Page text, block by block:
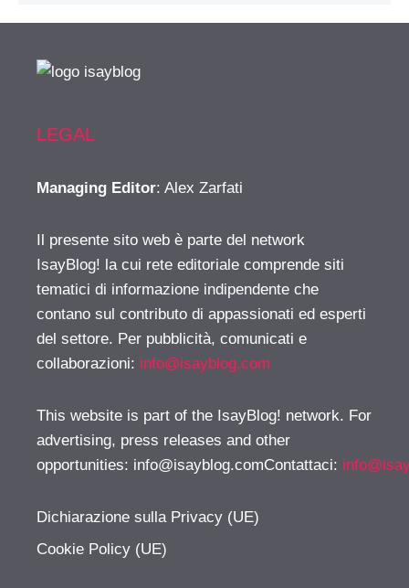
LEGAL
Managing Editor: Alex Zarfati
Il presente sito web è parte del network
IsayBlog! la cui rete editoriale comprende siti
tematici di informazione indipendente che
contano sul contributo di appassionati ed esperti
del settore. Per pubblicità, comunicati e
collaborazioni: info@isayblog.com
This website is part of the IsayBlog! network. For
advertising, press releases and other
opportunities: info@isayblog.comContattaci:
Dichiarazione sulla Privacy (UE)
Cookie Policy (UE)